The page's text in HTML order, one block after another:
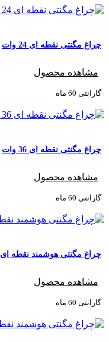
چراغ مگنتی نقطه ای 24 وات
مشاهده محصول
گارانتی ‌60 ماه
چراغ مگنتی نقطه ای 36 وات
مشاهده محصول
گارانتی ‌60 ماه
چراغ مگنتی هوشمند نقطه ای 12 وات UltraSlim
مشاهده محصول
گارانتی ‌60 ماه